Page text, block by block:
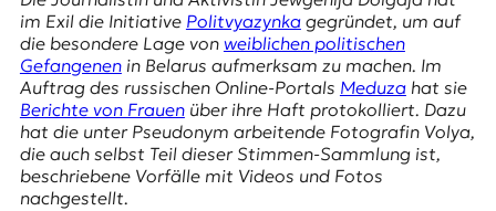
E
K
O
D
im Exil die Initiative Politvyazynkagegründet, um auf
die besondere Lage von weiblichen politischen
Gefangenenin Belarus aufmerksam zu machen. Im
Auftrag des russischen Online-Portals Meduzahat sie
Berichte von Frauenüber ihre Haft protokolliert. Dazu
hat die unter Pseudonym arbeitende Fotografin Volya,
die auch selbst Teil dieser Stimmen-Sammlung ist,
beschriebene Vorfälle mit Videos und Fotos
nachgestellt.